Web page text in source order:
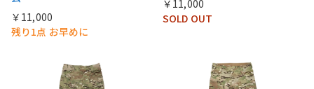
￥11,000
残り1点 お早めに
￥11,000
SOLD OUT